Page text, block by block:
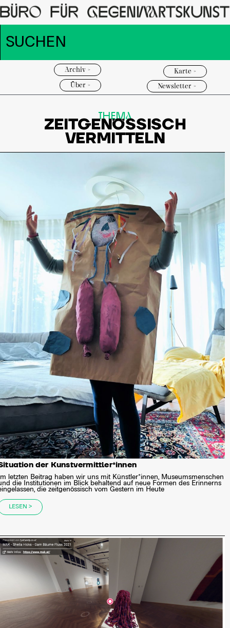
Archiv >
Über >
Karte >
Newsletter >
THEMa
ZEITGENÖSSISCH
VERMITTELN
der Kunstvermittler*innen
letzten Beitrag haben wir uns mit Künstler*innen, Museumsmenschen
die Institutionen im Blick behaltend auf neue Formen des Erinnerns
die zeitgenössisch vom Gestern im Heute
LESEN >